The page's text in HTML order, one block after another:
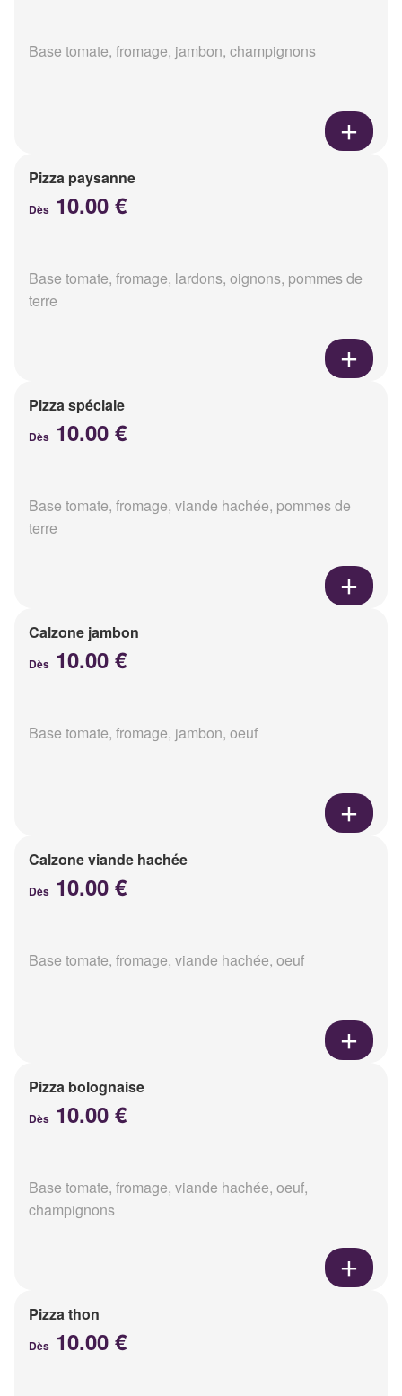
Base tomate, fromage, jambon, champignons
Pizza paysanne
Dès 10.00 €
Base tomate, fromage, lardons, oignons, pommes de
terre
Pizza spéciale
Dès 10.00 €
Base tomate, fromage, viande hachée, pommes de
terre
Calzone jambon
Dès 10.00 €
Base tomate, fromage, jambon, oeuf
Calzone viande hachée
Dès 10.00 €
Base tomate, fromage, viande hachée, oeuf
Pizza bolognaise
Dès 10.00 €
Base tomate, fromage, viande hachée, oeuf,
champignons
Pizza thon
Dès 10.00 €